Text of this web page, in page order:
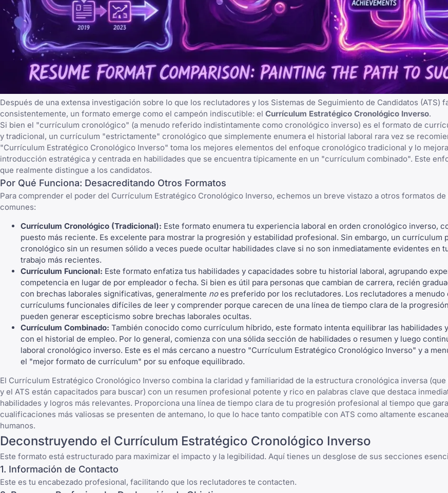
Después de una extensa investigación sobre lo que los reclutadores y los Sistemas de Seguimiento de Candidatos (ATS)
consistentemente, un formato emerge como el campeón indiscutible: el Currículum Estratégico Cronológico Inverso.
Si bien el "currículum cronológico" (a menudo referido indistintamente como cronológico inverso) es el formato de
y tradicional, un currículum "estrictamente" cronológico que simplemente enumera el historial laboral rara vez se
"Currículum Estratégico Cronológico Inverso" toma los mejores elementos del enfoque cronológico tradicional y lo
introducción estratégica y centrada en habilidades que se encuentra típicamente en un "currículum combinado". Este
que realmente distingue a los candidatos.
Por Qué Funciona: Desacreditando Otros Formatos
Para comprender el poder del Currículum Estratégico Cronológico Inverso, echemos un breve vistazo a otros formatos
comunes:
Currículum Cronológico (Tradicional): Este formato enumera tu experiencia laboral en orden cronológico inverso,
puesto más reciente. Es excelente para mostrar la progresión y estabilidad profesional. Sin embargo, un currículum
cronológico sin un resumen sólido a veces puede ocultar habilidades clave si no son inmediatamente evidentes en
trabajo más recientes.
Currículum Funcional: Este formato enfatiza tus habilidades y capacidades sobre tu historial laboral, agrupando
competencia en lugar de por empleador o fecha. Si bien es útil para personas que cambian de carrera, recién
con brechas laborales significativas, generalmente noes preferido por los reclutadores. Los reclutadores a menudo
currículums funcionales difíciles de leer y comprender porque carecen de una línea de tiempo clara de la
pueden generar escepticismo sobre brechas laborales ocultas.
Currículum Combinado: También conocido como currículum híbrido, este formato intenta equilibrar las habilidades
con el historial de empleo. Por lo general, comienza con una sólida sección de habilidades o resumen y luego
laboral cronológico inverso. Este es el más cercano a nuestro "Currículum Estratégico Cronológico Inverso" y a
el "mejor formato de currículum" por su enfoque equilibrado.
El Currículum Estratégico Cronológico Inverso combina la claridad y familiaridad de la estructura cronológica inversa
y el ATS están capacitados para buscar) con un resumen profesional potente y rico en palabras clave que destaca
habilidades y logros más relevantes. Proporciona una línea de tiempo clara de tu progresión profesional al tiempo que
cualificaciones más valiosas se presenten de antemano, lo que lo hace tanto compatible con ATS como altamente
humanos.
Deconstruyendo el Currículum Estratégico Cronológico Inverso
Este formato está estructurado para maximizar el impacto y la legibilidad. Aquí tienes un desglose de sus secciones
1. Información de Contacto
Este es tu encabezado profesional, facilitando que los reclutadores te contacten.